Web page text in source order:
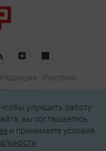
Редакция
Реклама
улучшить работу
вы соглашаетесь
и принимаете условия